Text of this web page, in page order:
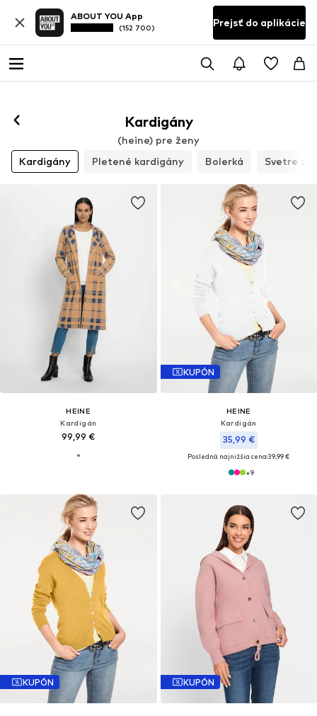
ABOUT YOU App
(152 700) Prejsť do aplikácie
Kardigány
(heine) pre ženy
Kardigány
Pletené kardigány Bolerká Svetre z
HEINE
Kardigán
99,99 €
KUPÓN
HEINE
Kardigán
35,99 €
Posledná najnižšia cena:39,99 €
+9
KUPÓN KUPÓN